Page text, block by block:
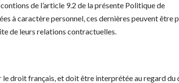
de l’article 9.2 de la présente Politique de
à caractère personnel, ces dernières peuvent être
de leurs relations contractuelles.
droit français, et doit être interprétée au regard du